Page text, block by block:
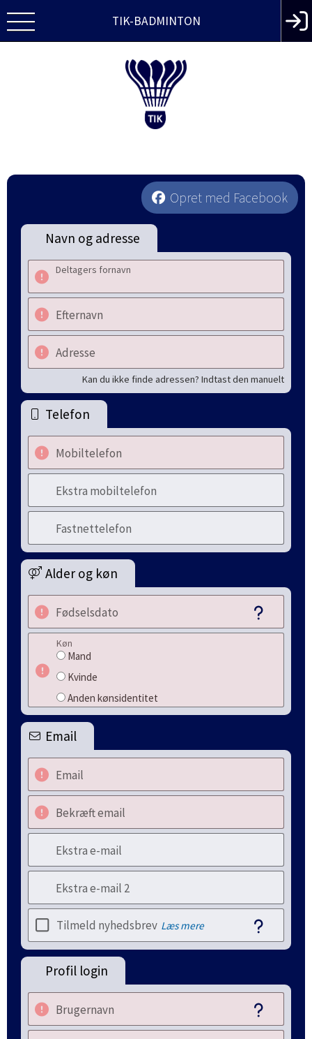
TIK-BADMINTON
Opret med Facebook
Navn og adresse
Deltagers fornavn
Efternavn
Adresse
Kan du ikke finde adressen? Indtast den manuelt
Telefon
Mobiltelefon
Ekstra mobiltelefon
Fastnettelefon
Alder og køn
Fødselsdato
Køn
Mand
Kvinde
Anden kønsidentitet
Email
Email
Bekræft email
Ekstra e-mail
Ekstra e-mail 2
Tilmeld nyhedsbrev Læs mere
Profil login
Brugernavn